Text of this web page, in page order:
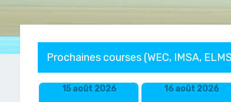
Prochaines courses (WEC, IMSA,
15 août 2026 16 août 2026